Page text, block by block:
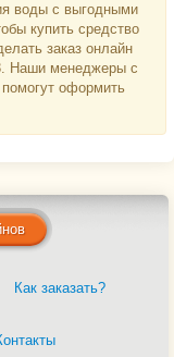
воды с выгодными
купить средство
заказ онлайн
Наши менеджеры с
оформить
Как заказать?